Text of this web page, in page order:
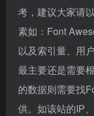
考，建议大家请
素如：Font
以及索引量、用
最主要还是需要
的数据则需要找
供。如该站的IP